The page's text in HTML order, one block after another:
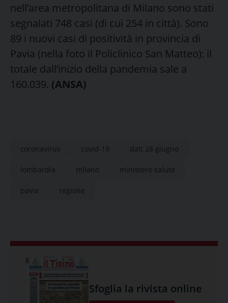
nell’area metropolitana di Milano sono stati
segnalati 748 casi (di cui 254 in città). Sono
89 i nuovi casi di positività in provincia di
Pavia (nella foto il Policlinico San Matteo): il
totale dall’inizio della pandemia sale a
160.039. (ANSA)
coronavirus covid-19 dati 28 giugno
lombardia milano ministero salute
pavia regione
Sfoglia la rivista online